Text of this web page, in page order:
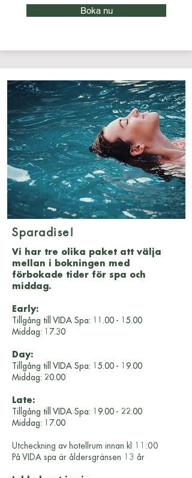
Boka nu
Sparadise!
Vi har tre olika paket att välja
mellan i bokningen med
förbokade tider för spa och
middag.
Early:
Tillgång till VIDA Spa:
11.00 - 15.00
Middag: 17.30
Day:
Tillgång till VIDA Spa:
15.00 - 19.00
Middag: 20.00
Late:
Tillgång till VIDA Spa:
19.00 - 22.00
Middag: 17.00
Utcheckning av hotellrum innan kl 11:00
På VIDA spa är åldersgränsen 13 år